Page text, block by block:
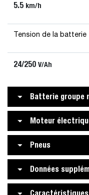
5.5 km/h
Tension de la batterie
24/250 V/Ah
Batterie groupe
Moteur
Pneus
Données